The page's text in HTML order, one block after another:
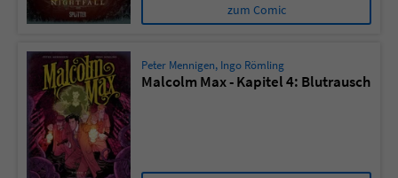
zum Comic
Peter Mennigen, Ingo Römling
Malcolm Max - Kapitel 4: Blutrausch